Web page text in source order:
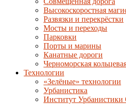
Высокоскоростная
Развязки и перекрёстки
Мосты и переходы
Парковки
Порты и марины
Канатные дороги
Черноморская
Технологии
«Зелёные» технологии
Урбанистика
Институт Урбанистики